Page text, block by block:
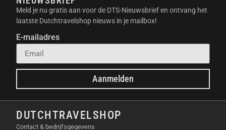
Insta360 X5 en accessoires veilig op tijdens je
reizen.
JOUW AVONTUREN, ALTIJD
VASTGELEGD: DE
GEBRUIKSSCENARIO’S
reiziger. Wees voorbereid op elk avontuur.
Meld je nu gratis aan voor de DTS-Nieuwsbrief en ontvang het
laatste Dutchtravelshop nieuws in je mailbox!
E-mailadres
Aanmelden
DUTCHTRAVELSHOP
Contact & bedrijfsgegevens